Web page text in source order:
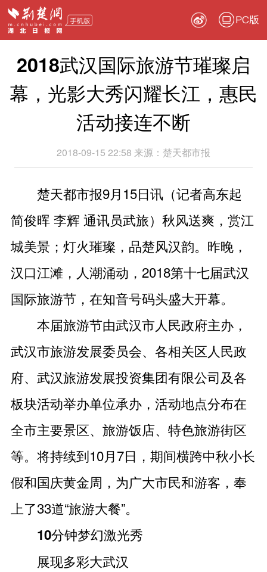
PC版
2018武汉国际旅游节璀璨启
幕，光影大秀闪耀长江，惠民
活动接连不断
2018-09-15 22:58 来源： 楚天都市报
楚天都市报9月15日讯（记者高东起
简俊晖 李辉 通讯员武旅）秋风送爽，赏江
城美景；灯火璀璨，品楚风汉韵。昨晚，
汉口江滩，人潮涌动，2018第十七届武汉
国际旅游节，在知音号码头盛大开幕。
本届旅游节由武汉市人民政府主办，
武汉市旅游发展委员会、各相关区人民政
府、武汉旅游发展投资集团有限公司及各
板块活动举办单位承办，活动地点分布在
全市主要景区、旅游饭店、特色旅游街区
等。将持续到10月7日，期间横跨中秋小长
假和国庆黄金周，为广大市民和游客，奉
上了33道“旅游大餐”。
10分钟梦幻激光秀
展现多彩大武汉